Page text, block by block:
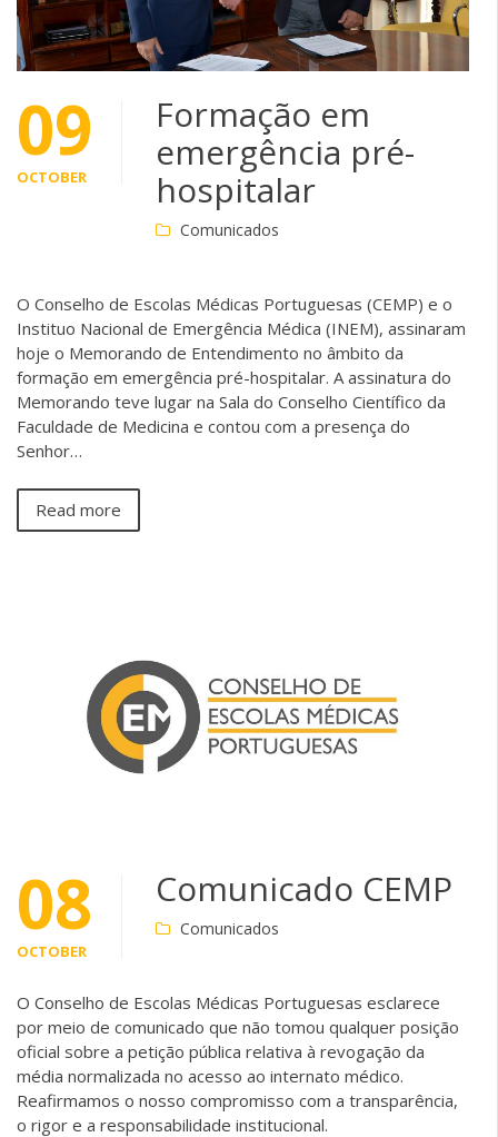
09
OCTOBER
Formação em
emergência pré-
hospitalar
Comunicados
O Conselho de Escolas Médicas Portuguesas (CEMP) e o
Instituo Nacional de Emergência Médica (INEM), assinaram
hoje o Memorando de Entendimento no âmbito da
formação em emergência pré-hospitalar. A assinatura do
Memorando teve lugar na Sala do Conselho Científico da
Faculdade de Medicina e contou com a presença do
Senhor…
Read more
08
OCTOBER
Comunicado CEMP
Comunicados
O Conselho de Escolas Médicas Portuguesas esclarece
por meio de comunicado que não tomou qualquer posição
oficial sobre a petição pública relativa à revogação da
média normalizada no acesso ao internato médico.
Reafirmamos o nosso compromisso com a transparência,
o rigor e a responsabilidade institucional.